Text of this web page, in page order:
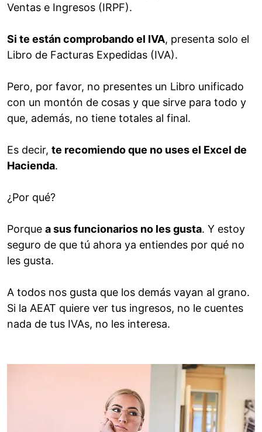
Ventas e Ingresos (IRPF).
Si te están comprobando el IVA, presenta solo el
Libro de Facturas Expedidas (IVA).
Pero, por favor, no presentes un Libro unificado
con un montón de cosas y que sirve para todo y
que, además, no tiene totales al final.
Es decir, te recomiendo que no uses el Excel de
Hacienda.
¿Por qué?
Porque a sus funcionarios no les gusta. Y estoy
seguro de que tú ahora ya entiendes por qué no
les gusta.
A todos nos gusta que los demás vayan al grano.
Si la AEAT quiere ver tus ingresos, no le cuentes
nada de tus IVAs, no les interesa.